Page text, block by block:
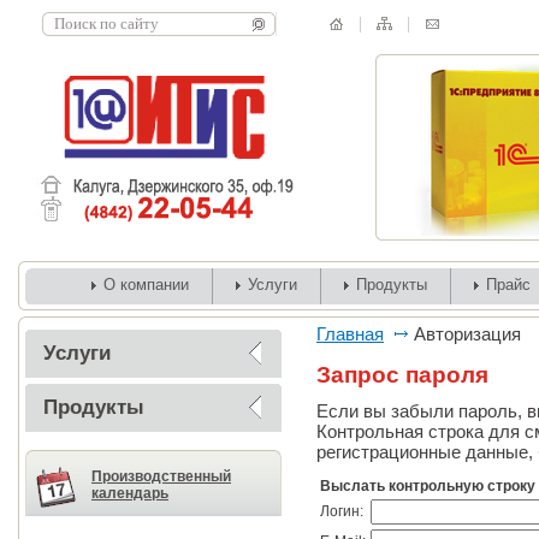
О компании Услуги Продукты Прайс
Услуги
Продукты
Производственный
календарь
Главная Авторизация
Запрос пароля
Если вы забыли пароль,
Контрольная строка для
регистрационные
Выслать контрольную строку
Логин: